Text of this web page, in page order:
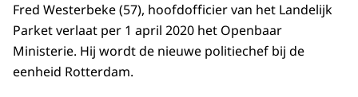
Fred Westerbeke (57), hoofdofficier van het Landelijk
Parket verlaat per 1 april 2020 het Openbaar
Ministerie. Hij wordt de nieuwe politiechef bij de
eenheid Rotterdam.